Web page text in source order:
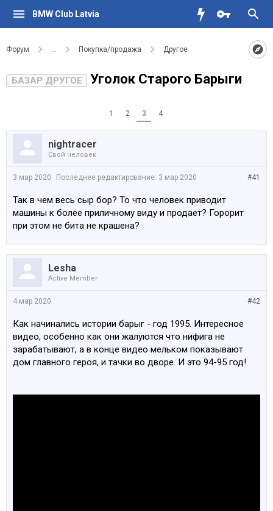
BMW Club Latvia
Форум ... Покупка/продажа Другое
БАЗАР ДРУГОЕ Уголок Старого Барыги
1 2 3 4
nightracer
Свой человек
#41
3 мар 2020 Последнее редактирование: 3 мар 2020
Так в чем весь сыр бор? То что человек приводит
машины к более приличному виду и продает? Горорит
при этом не бита не крашена?
Lesha
Active Member
#42
4 мар 2020
Как начинались истории барыг - год 1995. Интересное
видео, особенно как они жалуются что нифига не
зарабатывают, а в конце видео мельком показывают
дом главного героя, и тачки во дворе. И это 94-95 год!